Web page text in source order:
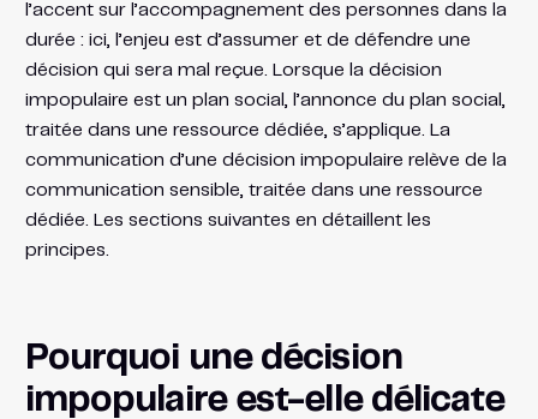
l’accent sur l’accompagnement des personnes dans la
durée : ici, l’enjeu est d’assumer et de défendre une
décision qui sera mal reçue. Lorsque la décision
impopulaire est un plan social, l’annonce du plan social,
traitée dans une ressource dédiée, s’applique. La
communication d’une décision impopulaire relève de la
communication sensible, traitée dans une ressource
dédiée. Les sections suivantes en détaillent les
principes.
Pourquoi une décision
impopulaire est-elle délicate